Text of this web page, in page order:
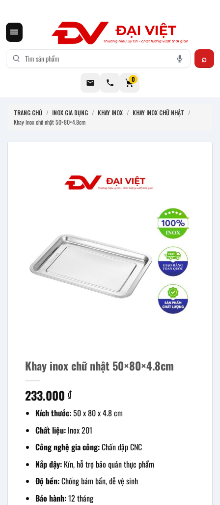
0
TRANG CHỦ / INOX GIA DỤNG / KHAY INOX / KHAY INOX CHỮ NHẬT /
Khay inox chữ nhật 50×80×4.8cm
Khay inox chữ nhật 50×80×4.8cm
233.000 ₫
Kích thước:50 x 80 x 4.8 cm
Chất liệu:Inox 201
Công nghệ gia công:Chấn dập CNC
Nắp đậy:Kín, hỗ trợ bảo quản thực phẩm
Độ bền:Chống bám bẩn, dễ vệ sinh
Bảo hành:12 tháng